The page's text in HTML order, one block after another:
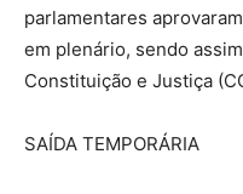
parlamentares
em plenário, sendo
Constituição e Justiça
SAÍDA TEMPORÁRIA